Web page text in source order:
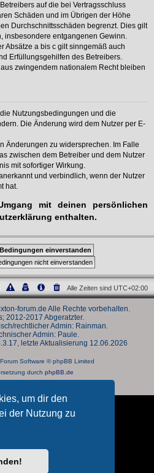
um dir den
der Nutzung zu
auf die bei Vertragsschluss
Schäden und im Übrigen der Höhe
Durchschnittsschäden begrenzt. Dies gilt
insbesondere entgangenen Gewinn.
Absätze a bis c gilt sinngemäß auch
Erfüllungsgehilfen des Betreibers.
zwingendem nationalem Recht bleiben
Nutzungsbedingungen und die
Die Änderung wird dem Nutzer per E-
Änderungen zu widersprechen. Im Falle
zwischen dem Betreiber und dem Nutzer
mit sofortiger Wirkung.
und verbindlich, wenn der Nutzer
hat.
mit deinen persönlichen
enthalten.
Alle Zeiten sind UTC+02:00
forum.de Alle Rechte vorbehalten.
2012-2017 Abgeratzter.
rechtlicher Admin: Rainman.
Admin: Paule.
letzte Aktualisierung 12.06.2026
Software © phpBB Limited
durch phpBB.de